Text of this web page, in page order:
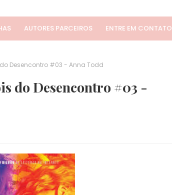
AUTORES PARCEIROS ENTRE EM CONTATO
Desencontro #03 - Anna Todd
do Desencontro #03 -